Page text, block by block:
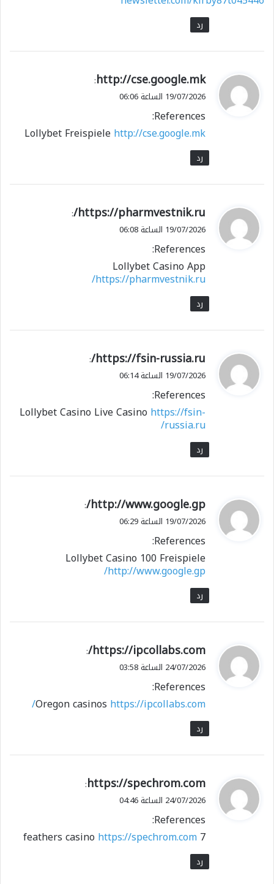
رد
ي
ق
ل
http://cse.google.mk
:
19/07/2026 الساعة 06:06
References:
Lollybet Freispielehttp://cse.google.mk
رد
ي
ق
ل
https://pharmvestnik.ru/
:
19/07/2026 الساعة 06:08
References:
Lollybet Casino App
https://pharmvestnik.ru/
رد
ي
ق
ل
https://fsin-russia.ru/
:
19/07/2026 الساعة 06:14
References:
Lollybet Casino Live Casino https://fsin-
russia.ru/
رد
ي
ق
ل
http://www.google.gp/
:
19/07/2026 الساعة 06:29
References:
Lollybet Casino 100 Freispiele
http://www.google.gp/
رد
ي
ق
ل
https://ipcollabs.com/
:
24/07/2026 الساعة 03:58
References:
Oregon casinos https://ipcollabs.com/
رد
ي
ق
ل
https://spechrom.com
:
24/07/2026 الساعة 04:46
References:
7 feathers casino
https://spechrom.com
رد